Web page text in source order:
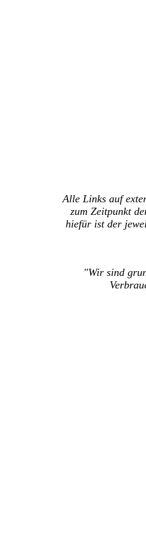
Alle Links auf
zum Zeitpunkt
hiefür ist der
"Wir sind